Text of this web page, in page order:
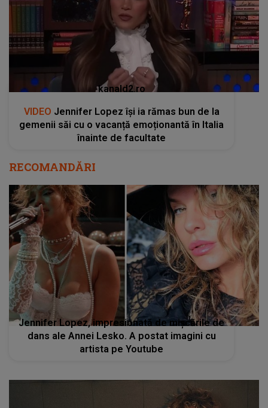
kanald2.ro
VIDEO Jennifer Lopez își ia rămas bun de la
gemenii săi cu o vacanță emoționantă în Italia
înainte de facultate
RECOMANDĂRI
Jennifer Lopez, impresionată de mișcările de
dans ale Annei Lesko. A postat imagini cu
artista pe Youtube